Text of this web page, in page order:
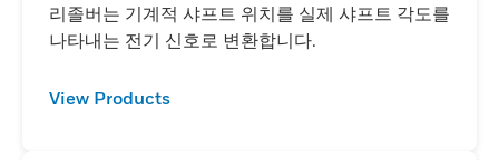
리졸버는 기계적 샤프트 위치를 실제 샤프트 각도를
나타내는 전기 신호로 변환합니다.
View Products